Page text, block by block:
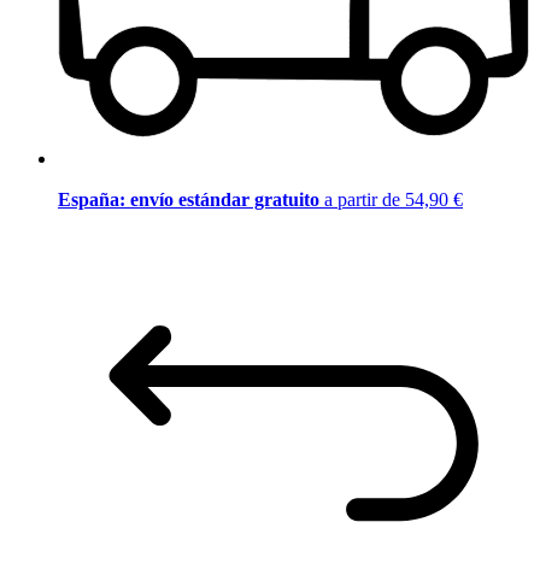
España: envío estándar gratuito a partir de 54,90 €